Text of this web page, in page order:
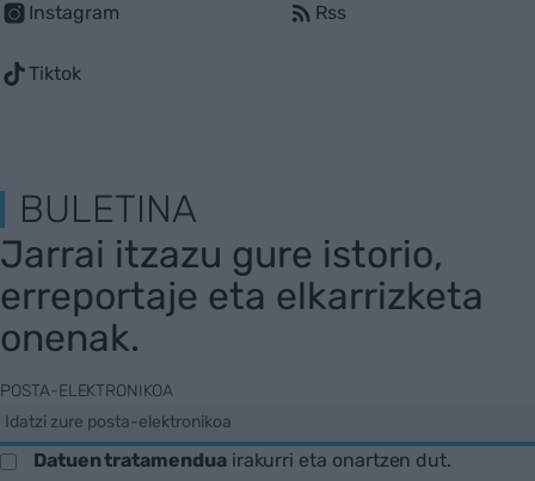
Instagram
Tiktok
Rss
BULETINA
Jarrai itzazu gure istorio,
erreportaje eta elkarrizketa
onenak.
POSTA-ELEKTRONIKOA
Datuen tratamenduairakurri eta onartzen dut.